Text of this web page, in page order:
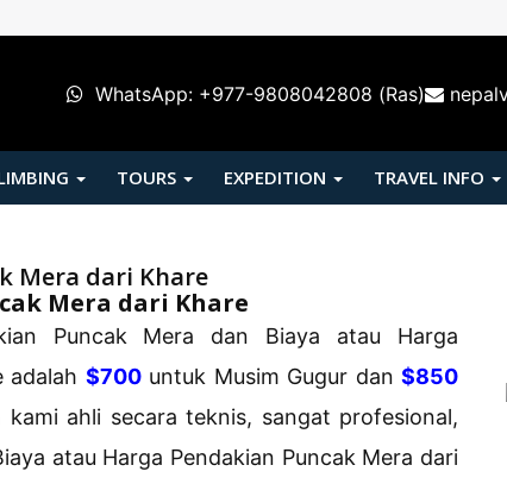
WhatsApp: +977-9808042808 (Ras)
TOURS EXPEDITION TRAVEL INFO
Mera dari Khare
Mera dari Khare
Puncak Mera dan Biaya atau Harga
adalah $700untuk Musim Gugur dan $850
kami ahli secara teknis, sangat profesional,
atau Harga Pendakian Puncak Mera dari